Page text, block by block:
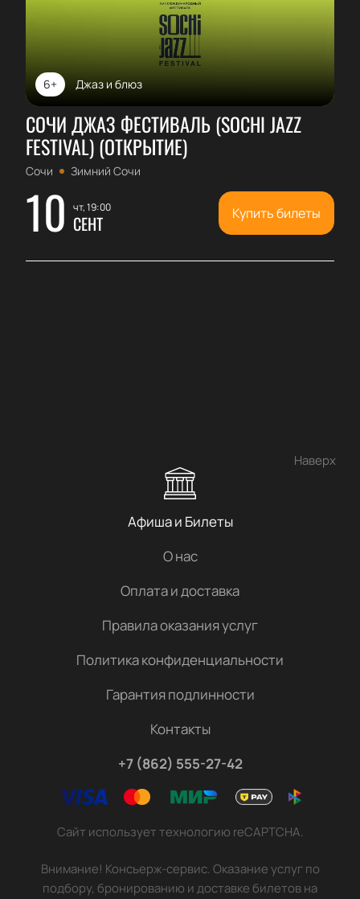
Джаз и блюз
6+
СОЧИ ДЖАЗ ФЕСТИВАЛЬ (SOCHI JAZZ
FESTIVAL) (ОТКРЫТИЕ)
Сочи Зимний Сочи
10 чт, 19:00
СЕНТ Купить билеты
Наверх
Афиша и Билеты
О нас
Оплата и доставка
Правила оказания услуг
Политика конфиденциальности
Гарантия подлинности
Контакты
+7 (862) 555-27-42
Сайт использует технологию reCAPTCHA.
Внимание! Консьерж-сервис. Оказание услуг по
подбору, бронированию и доставке билетов на